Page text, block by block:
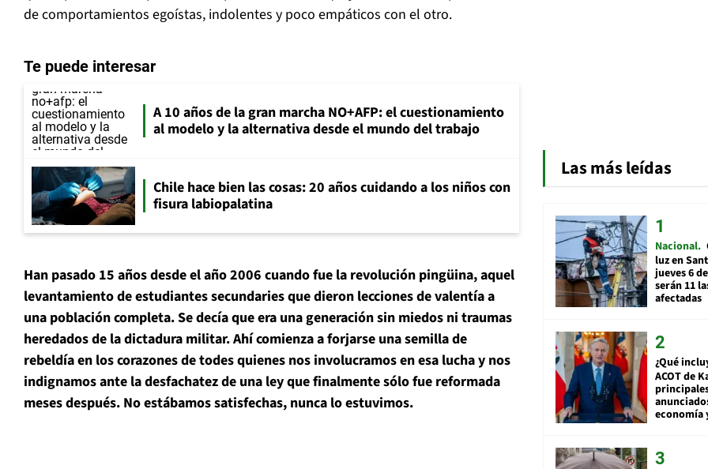
de comportamientos egoístas, indolentes y poco empáticos con el otro.
Te puede interesar
A 10 años de la gran marcha NO+AFP: el cuestionamiento
al modelo y la alternativa desde el mundo del trabajo
Chile hace bien las cosas: 20 años cuidando a los niños con
fisura labiopalatina
Han pasado 15 años desde el año 2006 cuando fue la revolución pingüina, aquel
levantamiento de estudiantes secundaries que dieron lecciones de valentía a
una población completa. Se decía que era una generación sin miedos ni traumas
heredados de la dictadura militar. Ahí comienza a forjarse una semilla de
rebeldía en los corazones de todes quienes nos involucramos en esa lucha y nos
indignamos ante la desfachatez de una ley que finalmente sólo fue reformada
meses después. No estábamos satisfechas, nunca lo estuvimos.
Las más leídas
Nacional
luz en
jueves 6
serán 11
afectadas
¿Qué
ACOT de
economía